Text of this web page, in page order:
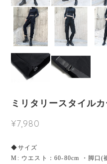
ミリタリースタイ
¥7,980
◆サイズ
M: ウエスト：60-80cm ・脚口(